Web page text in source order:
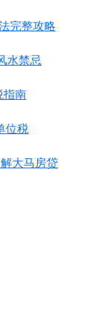
完整攻略
水禁忌
指南
位税
大马房贷